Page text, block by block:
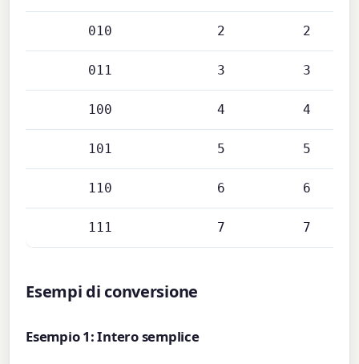
010 2 2
011 3 3
100 4 4
101 5 5
110 6 6
111 7 7
Esempi di conversione
Esempio 1: Intero semplice